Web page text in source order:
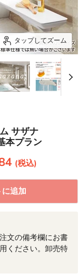
タップしてズーム
サザナ
本プラン
格
追加
文の備考欄にお書
ください。卸売特